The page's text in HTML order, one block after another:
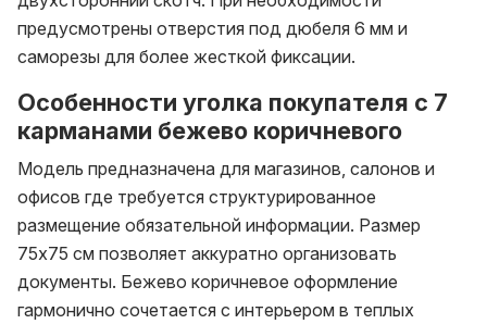
предусмотрены отверстия под дюбеля 6 мм и
саморезы для более жесткой фиксации.
Особенности уголка покупателя с 7
карманами бежево коричневого
Модель предназначена для магазинов, салонов и
офисов где требуется структурированное
размещение обязательной информации. Размер
75х75 см позволяет аккуратно организовать
документы. Бежево коричневое оформление
гармонично сочетается с интерьером в теплых